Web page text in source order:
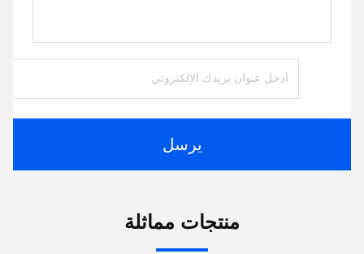
يرسل
منتجات مماثلة